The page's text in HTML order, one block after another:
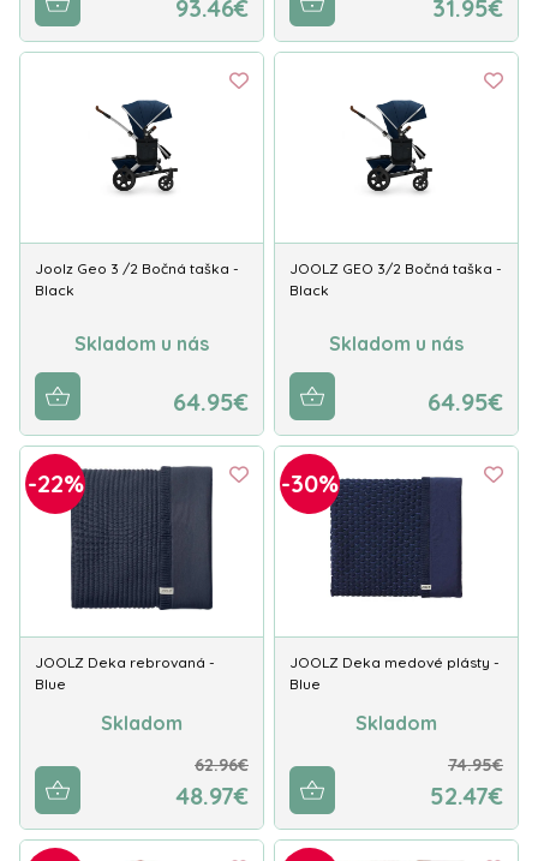
93.46€ 31.95€
Joolz Geo 3 /2 Bočná taška -
Black
Skladom u nás
64.95€
JOOLZ GEO 3/2 Bočná taška -
Black
Skladom u nás
64.95€
-22%
JOOLZ Deka rebrovaná -
Blue
Skladom
62.96€
48.97€
-30%
JOOLZ Deka medové plásty -
Blue
Skladom
74.95€
52.47€